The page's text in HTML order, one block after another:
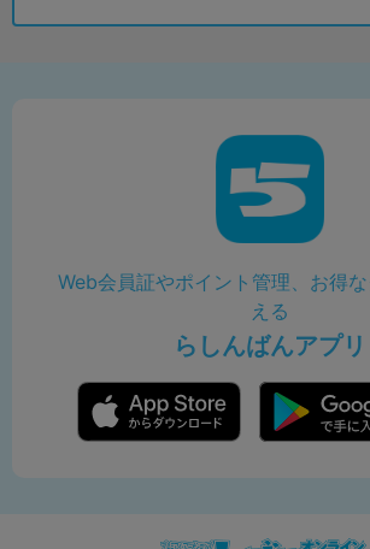
Web会員証やポイント管理、お得
える
らしんばんアプリ